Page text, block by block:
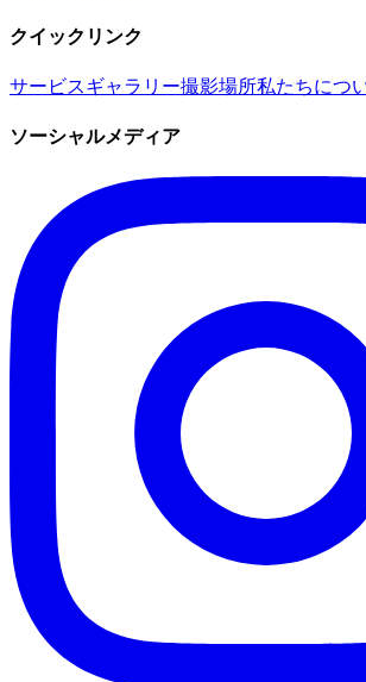
クイックリンク
サービスギャラリー撮影場所私たちにつ
ソーシャルメディア